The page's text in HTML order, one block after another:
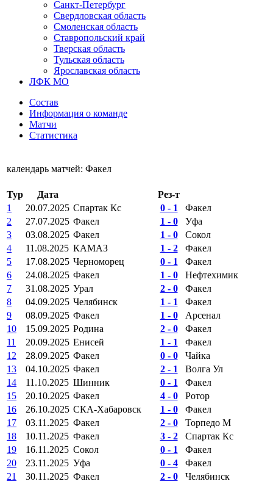
Санкт-Петербург
Свердловская область
Смоленская область
Ставропольский край
Тверская область
Тульская область
Ярославская область
ЛФК МО
Состав
Информация о команде
Матчи
Статистика
календарь матчей: Факел
Тур Дата
Рез-т
1
20.07.2025 Спартак Кс 0 - 1
Факел
2
27.07.2025 Факел 1 - 0
Уфа
3
03.08.2025 Факел 1 - 0
Сокол
4
11.08.2025 КАМАЗ 1 - 2
Факел
5
17.08.2025 Черноморец 0 - 1
Факел
6
24.08.2025 Факел 1 - 0
Нефтехимик
7
31.08.2025 Урал 2 - 0
Факел
8
04.09.2025 Челябинск 1 - 1
Факел
9
08.09.2025 Факел 1 - 0
Арсенал
10
15.09.2025 Родина 2 - 0
Факел
11
20.09.2025 Енисей 1 - 1
Факел
12
28.09.2025 Факел 0 - 0
Чайка
13
04.10.2025 Факел 2 - 1
Волга Ул
14
11.10.2025 Шинник 0 - 1
Факел
15
20.10.2025 Факел 4 - 0
Ротор
16
26.10.2025 СКА-Хабаровск 1 - 0
Факел
17
03.11.2025 Факел 2 - 0
Торпедо М
18
10.11.2025 Факел 3 - 2
Спартак Кс
19
16.11.2025 Сокол 0 - 1
Факел
20
23.11.2025 Уфа 0 - 4
Факел
21
30.11.2025 Факел 2 - 0
Челябинск